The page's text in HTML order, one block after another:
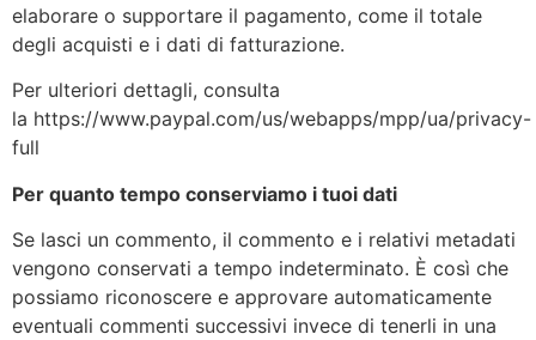
elaborare o supportare il pagamento, come il totale
degli acquisti e i dati di fatturazione.
Per ulteriori dettagli, consulta
la https://www.paypal.com/us/webapps/mpp/ua/privacy-
full
Per quanto tempo conserviamo i tuoi dati
Se lasci un commento, il commento e i relativi metadati
vengono conservati a tempo indeterminato. È così che
possiamo riconoscere e approvare automaticamente
eventuali commenti successivi invece di tenerli in una